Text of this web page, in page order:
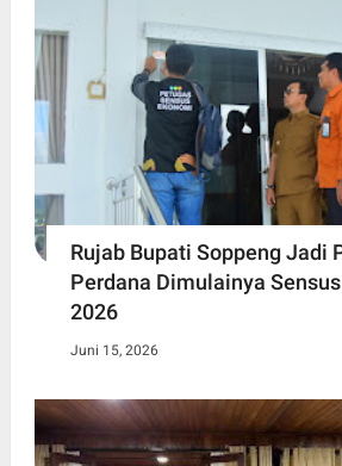
Rujab Bupati Soppeng Jadi
Perdana Dimulainya
2026
Juni 15, 2026